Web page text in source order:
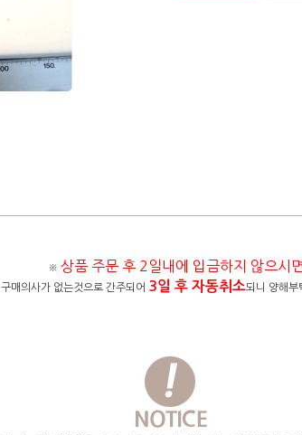
※ 상품 주문 후 2일내에 입금하지 않으시면
구매의사가 없는것으로 간주되어 3일 후 자동취소되니 양해부